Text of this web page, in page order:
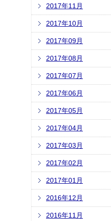
2017年11月
2017年10月
2017年09月
2017年08月
2017年07月
2017年06月
2017年05月
2017年04月
2017年03月
2017年02月
2017年01月
2016年12月
2016年11月